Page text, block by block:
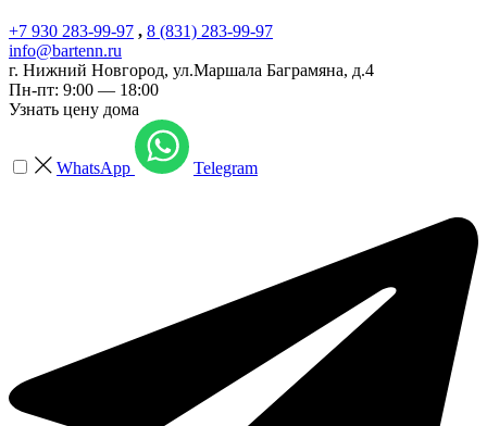
+7 930 283-99-97 , 8 (831) 283-99-97
info@bartenn.ru
г. Нижний Новгород, ул.Маршала Баграмяна, д.4
Пн-пт: 9:00 — 18:00
Узнать цену дома
WhatsApp Telegram